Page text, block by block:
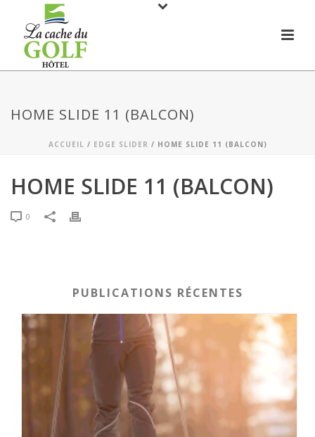
HOME SLIDE 11 (BALCON)
ACCUEIL / EDGE SLIDER / HOME SLIDE 11 (BALCON)
HOME SLIDE 11 (BALCON)
0
PUBLICATIONS RÉCENTES